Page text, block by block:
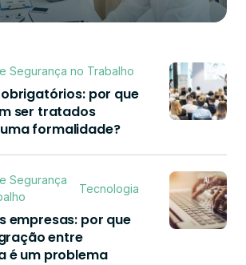
Segurança no Trabalho
por que
ser tratados
formalidade?
Segurança
Tecnologia
empresas: por que
entre
é um problema